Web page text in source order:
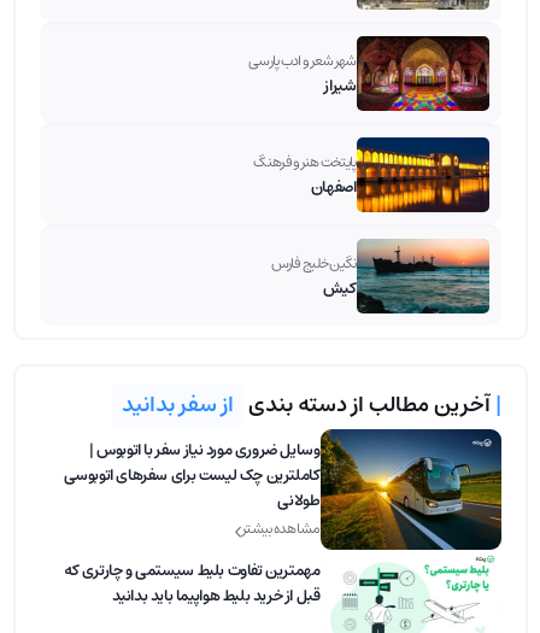
شهر شعر و ادب پارسی
شیراز
پایتخت هنر و فرهنگ
اصفهان
نگین خلیج فارس
کیش
|آخرین مطالب از دسته بندی از سفر بدانید
وسایل ضروری مورد نیاز سفر با اتوبوس |
کاملترین چک لیست برای سفرهای اتوبوسی
طولانی
مشاهده بیشتر
مهمترین تفاوت بلیط‌ سیستمی و چارتری که
قبل از خرید بلیط هواپیما باید بدانید